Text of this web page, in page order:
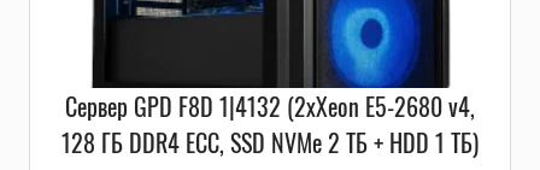
Сервер GPD F8D 1|4132 (2xXeon E5-2680 v4,
128 ГБ DDR4 ECC, SSD NVMe 2 ТБ + HDD 1 ТБ)